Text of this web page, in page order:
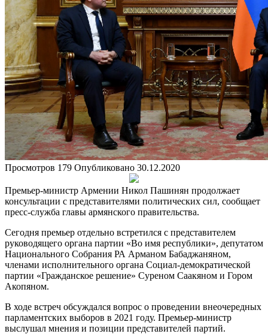
Просмотров 179 Опубликовано 30.12.2020
Премьер-министр Армении Никол Пашинян продолжает
консультации с представителями политических сил, сообщает
пресс-служба главы армянского правительства.
Сегодня премьер отдельно встретился с представителем
руководящего органа партии «Во имя республики», депутатом
Национального Собрания РА Арманом Бабаджаняном,
членами исполнительного органа Социал-демократической
партии «Гражданское решение» Суреном Саакяном и Гором
Акопяном.
В ходе встреч обсуждался вопрос о проведении внеочередных
парламентских выборов в 2021 году. Премьер-министр
выслушал мнения и позиции представителей партий.